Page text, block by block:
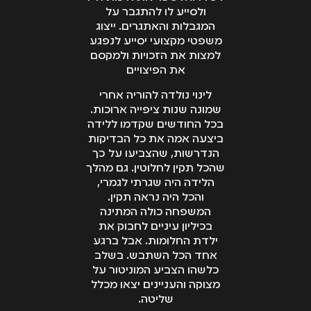
ולסייע לו להתגבר על
המגבלות והאתגרים. ייצוג
משפטי מקצועי יסייע לנפגע
למצות את הזכויות ולמקסם
את הפיצויים
לינוי נולדה להוריה אחרי
שמונה שנות ציפייה ארוכות.
בכל החודשים שקדמו ללידה
ביצעה אמה את כל הבדיקות
הנדרשות, שהצביעו על כך
שהכל תקין לחלוטין. גם מהלך
הלידה היה שגרתי לגמרי,
והכל היה נראה תקין.
המשפחה כולה המתינה
בכיליון עיניים לחבוק את
ילדת החלומות. אבל ברגע
אחד הכל השתבש. בשלב
כלשהו הצביע המוניטור על
מצוקה והעניינים יצאו מכלל
שליטה.